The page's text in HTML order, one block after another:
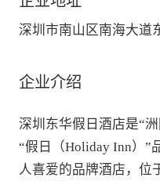
深圳市南山区南海大道
企业介绍
深圳东华假日酒店是“
“假日（Holiday Inn）”
人喜爱的品牌酒店，位